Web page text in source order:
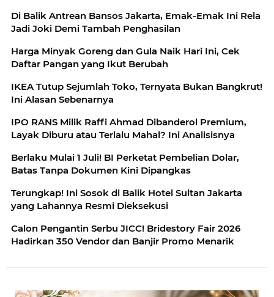
Di Balik Antrean Bansos Jakarta, Emak-Emak Ini Rela
Jadi Joki Demi Tambah Penghasilan
Harga Minyak Goreng dan Gula Naik Hari Ini, Cek
Daftar Pangan yang Ikut Berubah
IKEA Tutup Sejumlah Toko, Ternyata Bukan Bangkrut!
Ini Alasan Sebenarnya
IPO RANS Milik Raffi Ahmad Dibanderol Premium,
Layak Diburu atau Terlalu Mahal? Ini Analisisnya
Berlaku Mulai 1 Juli! BI Perketat Pembelian Dolar,
Batas Tanpa Dokumen Kini Dipangkas
Terungkap! Ini Sosok di Balik Hotel Sultan Jakarta
yang Lahannya Resmi Dieksekusi
Calon Pengantin Serbu JICC! Bridestory Fair 2026
Hadirkan 350 Vendor dan Banjir Promo Menarik